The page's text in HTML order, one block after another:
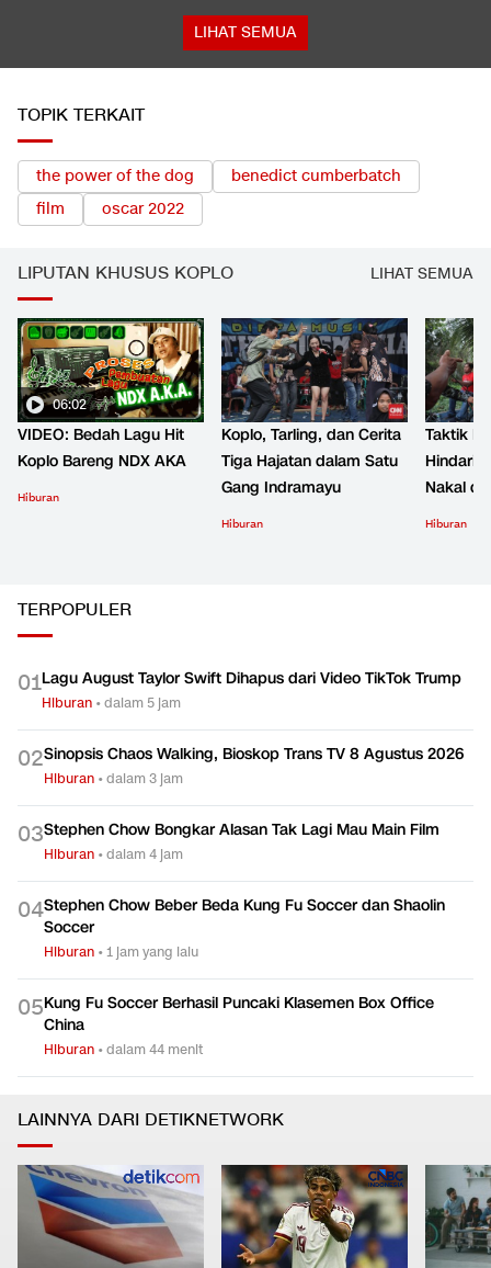
LIHAT SEMUA
TOPIK TERKAIT
the power of the dog
benedict cumberbatch
film
oscar 2022
LIPUTAN KHUSUS KOPLO LIHAT SEMUA
06:02
VIDEO: Bedah Lagu Hit
Koplo Bareng NDX AKA
Hiburan
Koplo, Tarling, dan Cerita
Tiga Hajatan dalam Satu
Gang Indramayu
Hiburan
Taktik
Hindari
Nakal
Hiburan
TERPOPULER
01Lagu August Taylor Swift Dihapus dari Video TikTok Trump
Hiburan •dalam 5 jam
02Sinopsis Chaos Walking, Bioskop Trans TV 8 Agustus 2026
Hiburan •dalam 3 jam
03Stephen Chow Bongkar Alasan Tak Lagi Mau Main Film
Hiburan •dalam 4 jam
04Stephen Chow Beber Beda Kung Fu Soccer dan Shaolin
Soccer
Hiburan •1 jam yang lalu
05Kung Fu Soccer Berhasil Puncaki Klasemen Box Office
China
Hiburan •dalam 44 menit
LAINNYA DARI DETIKNETWORK